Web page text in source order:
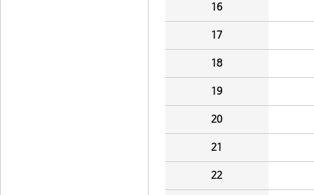
16
17
18
19
20
21
22